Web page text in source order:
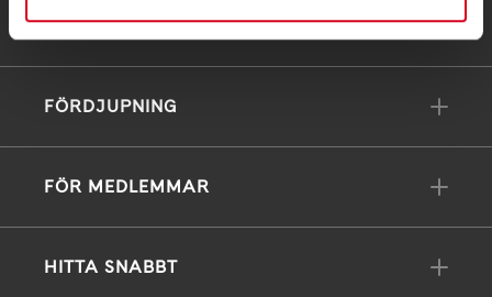
FÖRDJUPNING
FÖR MEDLEMMAR
HITTA SNABBT